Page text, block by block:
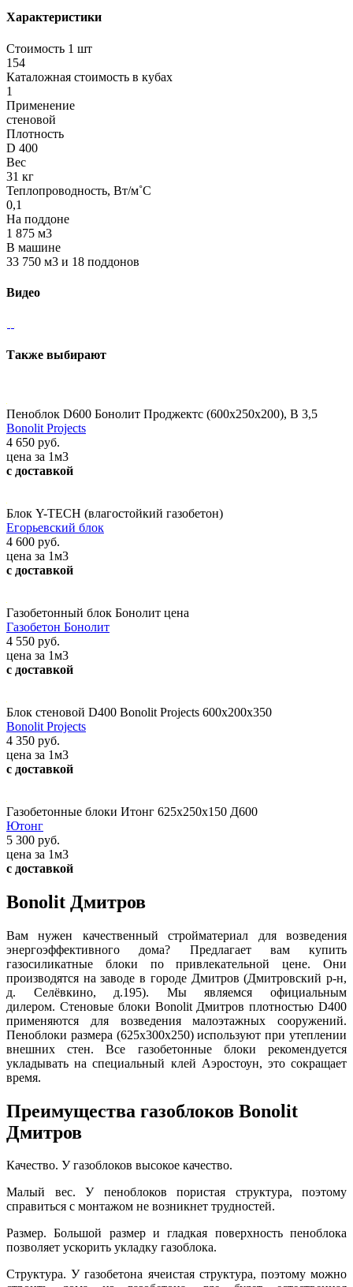
Характеристики
Стоимость 1 шт
154
Каталожная стоимость в кубах
1
Применение
стеновой
Плотность
D 400
Вес
31 кг
Теплопроводность, Вт/м˚С
0,1
На поддоне
1 875 м3
В машине
33 750 м3 и 18 поддонов
Видео
Также выбирают
Пеноблок D600 Бонолит Проджектс (600х250х200), В 3,5
Bonolit Projects
4 650 руб.
цена за 1м3
с доставкой
Блок Y-TECH (влагостойкий газобетон)
Егорьевский блок
4 600 руб.
цена за 1м3
с доставкой
Газобетонный блок Бонолит цена
Газобетон Бонолит
4 550 руб.
цена за 1м3
с доставкой
Блок стеновой D400 Bonolit Projects 600х200х350
Bonolit Projects
4 350 руб.
цена за 1м3
с доставкой
Газобетонные блоки Итонг 625х250х150 Д600
Ютонг
5 300 руб.
цена за 1м3
с доставкой
Bonolit Дмитров
Вам нужен качественный стройматериал для возведения
энергоэффективного дома? Предлагает вам купить
газосиликатные блоки по привлекательной цене. Они
производятся на заводе в городе Дмитров (Дмитровский р-н,
д. Селёвкино, д.195). Мы являемся официальным
дилером. Стеновые блоки Bonolit Дмитров плотностью D400
применяются для возведения малоэтажных сооружений.
Пеноблоки размера (625х300х250) используют при утеплении
внешних стен. Все газобетонные блоки рекомендуется
укладывать на специальный клей Аэростоун, это сокращает
время.
Преимущества газоблоков Bonolit
Дмитров
Качество. У газоблоков высокое качество.
Малый вес. У пеноблоков пористая структура, поэтому
справиться с монтажом не возникнет трудностей.
Размер. Большой размер и гладкая поверхность пеноблока
позволяет ускорить укладку газоблока.
Структура. У газобетона ячеистая структура, поэтому можно